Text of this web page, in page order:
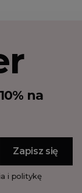
na
i politykę